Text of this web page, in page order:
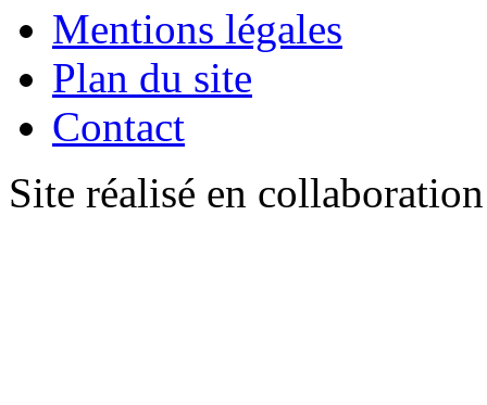
Mentions légales
Plan du site
Contact
Site réalisé en